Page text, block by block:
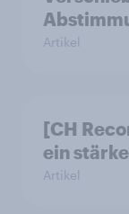
Artikel
[CH
ein
Artikel